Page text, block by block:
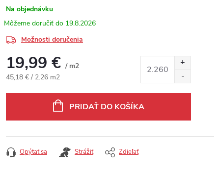
Na objednávku
19.8.2026
Možnosti doručenia
19,99 € / m2
Jednotková cena:
45,18 € / 2.26 m2
PRIDAŤ DO KOŠÍKA
Opýtať sa Strážiť Zdieľať